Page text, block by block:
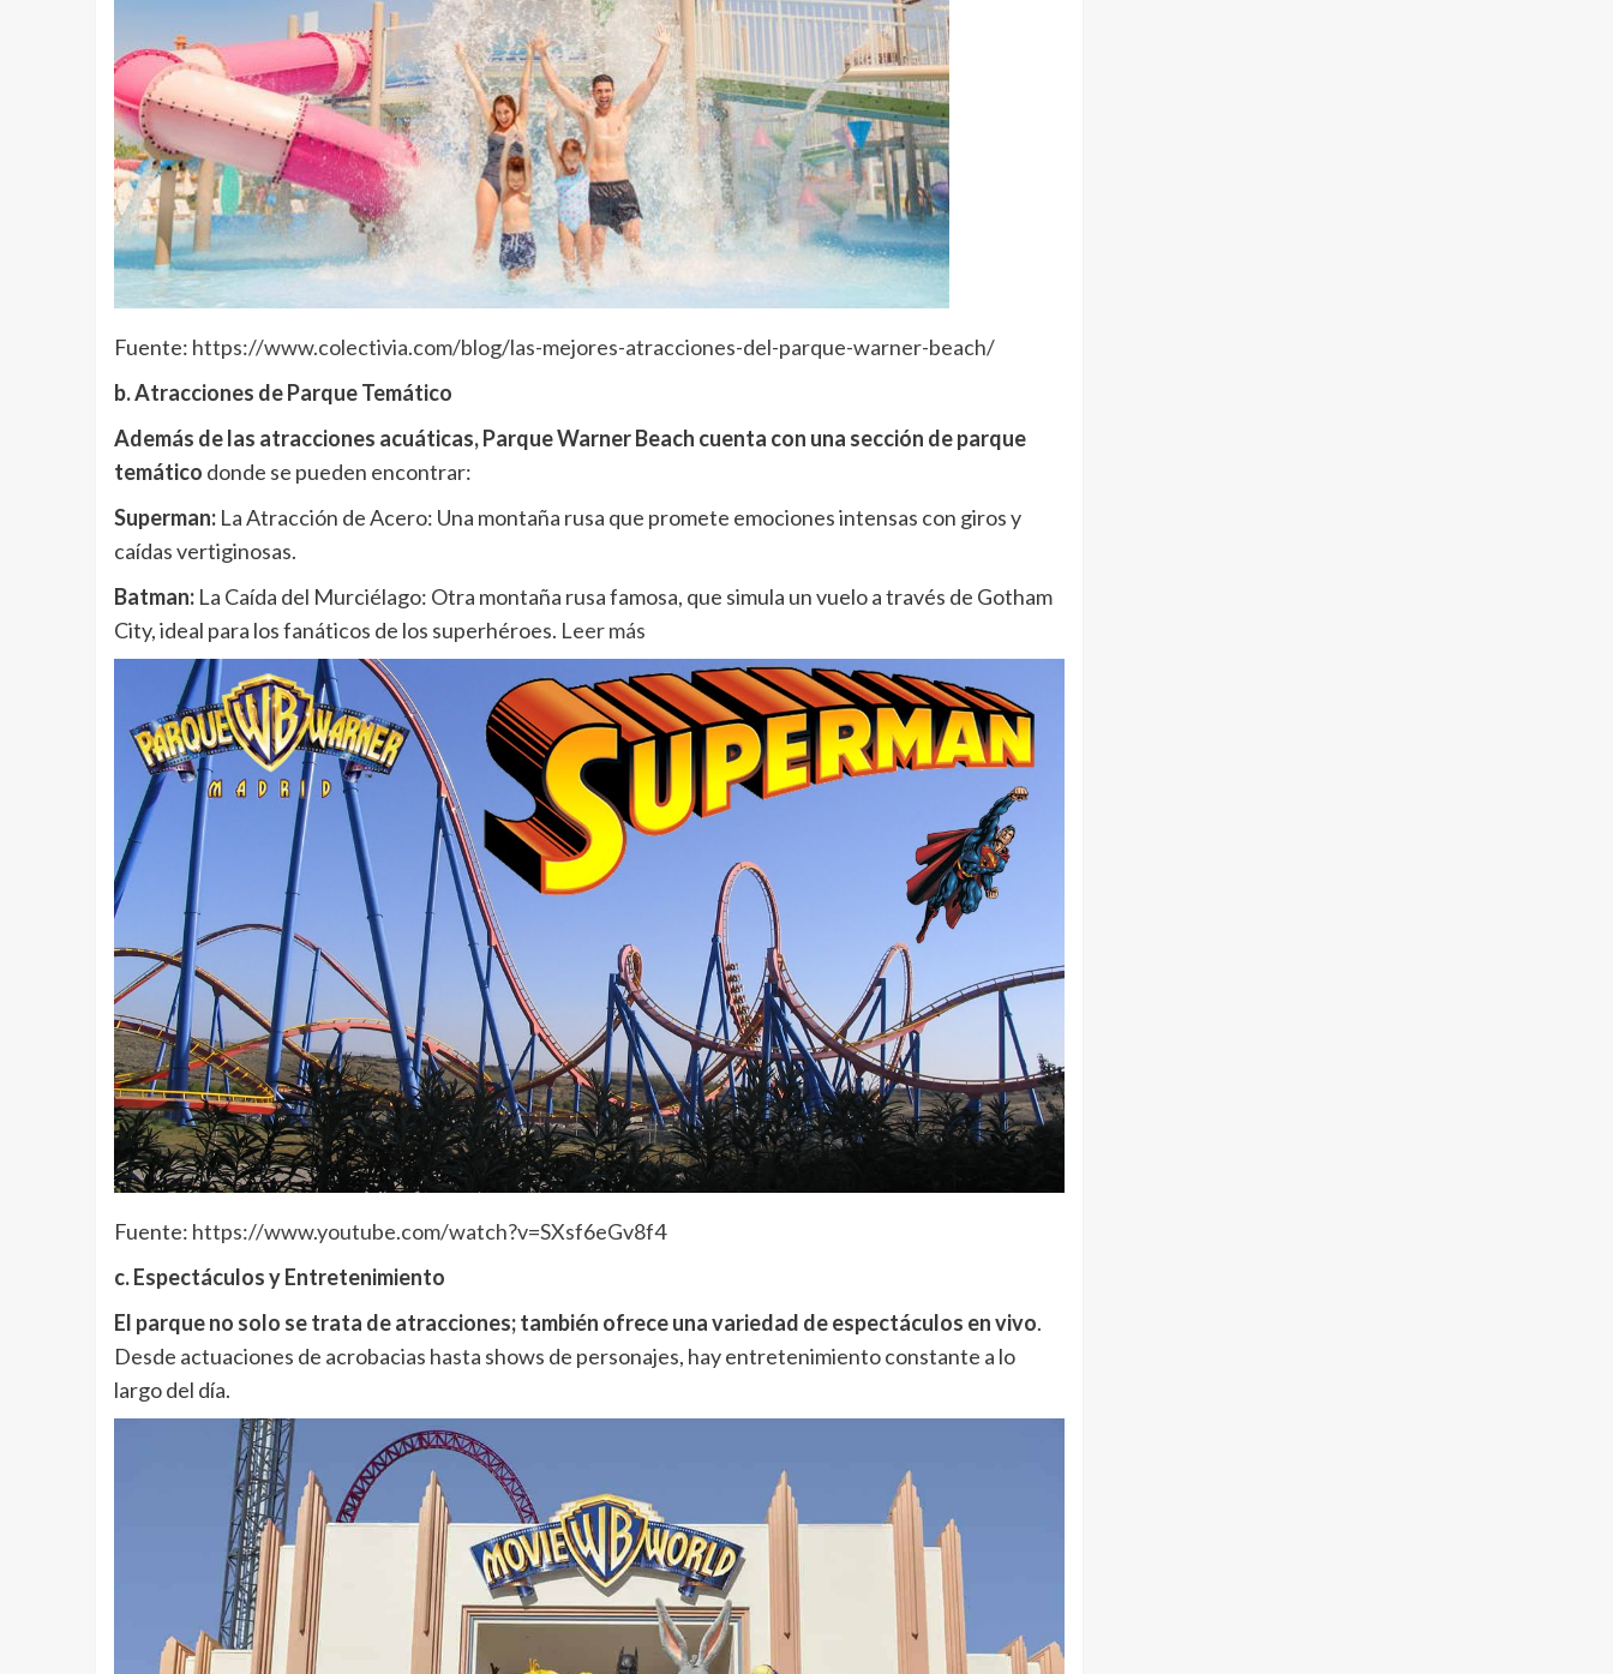
Fuente: https://www.colectivia.com/blog/las-mejores-atracciones-del-parque-warner-beach/
b. Atracciones de Parque Temático
Además de las atracciones acuáticas, Parque Warner Beach cuenta con una sección de parque
temático donde se pueden encontrar:
Superman:La Atracción de Acero: Una montaña rusa que promete emociones intensas con giros y
caídas vertiginosas.
Batman:La Caída del Murciélago: Otra montaña rusa famosa, que simula un vuelo a través de Gotham
City, ideal para los fanáticos de los superhéroes. Leer más
Fuente: https://www.youtube.com/watch?v=SXsf6eGv8f4
c. Espectáculos y Entretenimiento
El parque no solo se trata de atracciones; también ofrece una variedad de espectáculos en vivo.
Desde actuaciones de acrobacias hasta shows de personajes, hay entretenimiento constante a lo
largo del día.